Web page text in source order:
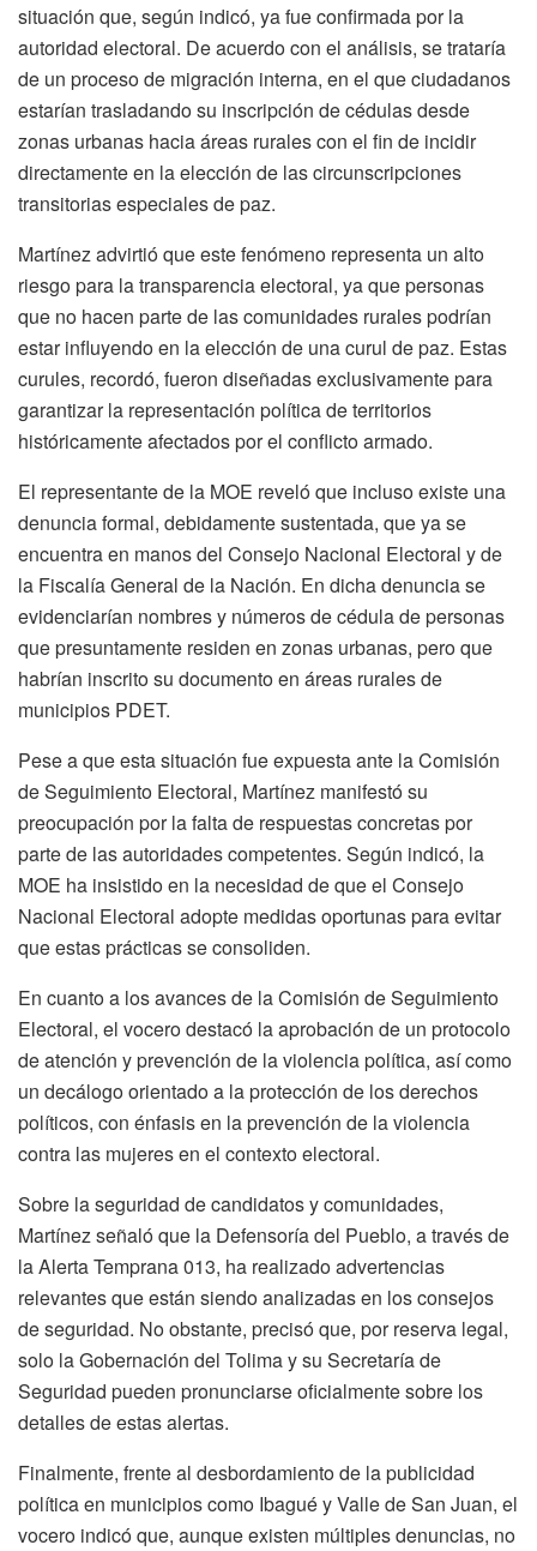
situación que, según indicó, ya fue confirmada por la
autoridad electoral. De acuerdo con el análisis, se trataría
de un proceso de migración interna, en el que ciudadanos
estarían trasladando su inscripción de cédulas desde
zonas urbanas hacia áreas rurales con el fin de incidir
directamente en la elección de las circunscripciones
transitorias especiales de paz.
Martínez advirtió que este fenómeno representa un alto
riesgo para la transparencia electoral, ya que personas
que no hacen parte de las comunidades rurales podrían
estar influyendo en la elección de una curul de paz. Estas
curules, recordó, fueron diseñadas exclusivamente para
garantizar la representación política de territorios
históricamente afectados por el conflicto armado.
El representante de la MOE reveló que incluso existe una
denuncia formal, debidamente sustentada, que ya se
encuentra en manos del Consejo Nacional Electoral y de
la Fiscalía General de la Nación. En dicha denuncia se
evidenciarían nombres y números de cédula de personas
que presuntamente residen en zonas urbanas, pero que
habrían inscrito su documento en áreas rurales de
municipios PDET.
Pese a que esta situación fue expuesta ante la Comisión
de Seguimiento Electoral, Martínez manifestó su
preocupación por la falta de respuestas concretas por
parte de las autoridades competentes. Según indicó, la
MOE ha insistido en la necesidad de que el Consejo
Nacional Electoral adopte medidas oportunas para evitar
que estas prácticas se consoliden.
En cuanto a los avances de la Comisión de Seguimiento
Electoral, el vocero destacó la aprobación de un protocolo
de atención y prevención de la violencia política, así como
un decálogo orientado a la protección de los derechos
políticos, con énfasis en la prevención de la violencia
contra las mujeres en el contexto electoral.
Sobre la seguridad de candidatos y comunidades,
Martínez señaló que la Defensoría del Pueblo, a través de
la Alerta Temprana 013, ha realizado advertencias
relevantes que están siendo analizadas en los consejos
de seguridad. No obstante, precisó que, por reserva legal,
solo la Gobernación del Tolima y su Secretaría de
Seguridad pueden pronunciarse oficialmente sobre los
detalles de estas alertas.
Finalmente, frente al desbordamiento de la publicidad
política en municipios como Ibagué y Valle de San Juan, el
vocero indicó que, aunque existen múltiples denuncias, no